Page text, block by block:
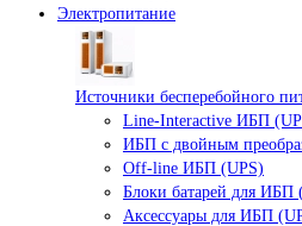
Электропитание
Источники бесперебойного
Line-Interactive ИБП
ИБП с двойным
Off-line ИБП (UPS)
Блоки батарей для ИБП
Аксессуары для ИБП